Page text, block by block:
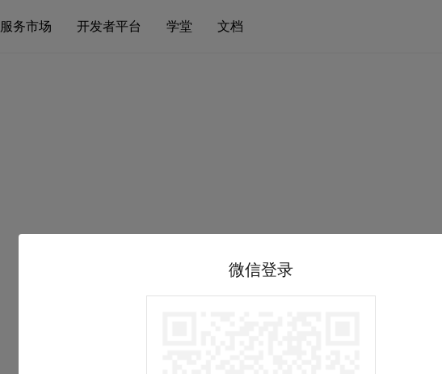
服务市场 开发者平台 学堂 文档
微信登录